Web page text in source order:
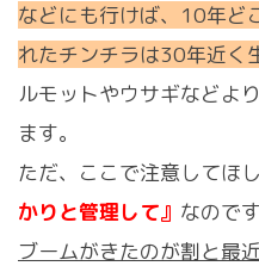
などにも行けば、10年ど
れたチンチラは30年近く
ルモットやウサギなどよ
ます。
ただ、ここで注意してほし
かりと管理して』 なのです
ブームがきたのが割と最